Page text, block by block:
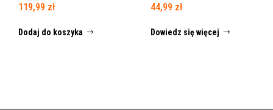
119,99 zł
Dodaj do koszyka
44,99 zł
Dowiedz się więcej